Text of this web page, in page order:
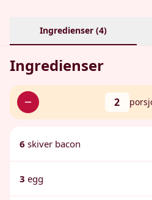
Ingredienser (4)
Ingredienser
2
6 skiver bacon
3 egg